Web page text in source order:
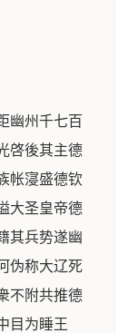
幽州千七百
啓後其主德
帐寖盛德钦
大圣皇帝德
其兵势遂幽
伪称大辽死
不附共推德
目为睡王